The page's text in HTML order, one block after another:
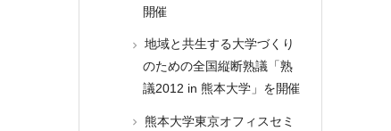
開催
地域と共生する大学づくり
のための全国縦断熟議「熟
議2012 in 熊本大学」を開催
熊本大学東京オフィスセミ